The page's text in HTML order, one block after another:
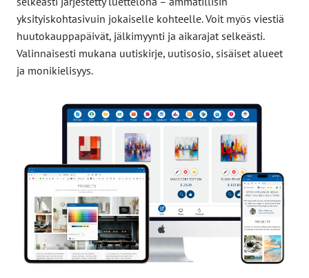
yksityiskohtasivuin jokaiselle kohteelle. Voit myös viestiä
huutokauppapäivät, jälkimyynti ja aikarajat selkeästi.
Valinnaisesti mukana uutiskirje, uutisosio, sisäiset alueet
ja monikielisyys.